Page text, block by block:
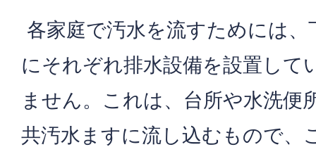
各家庭で汚水を流すためには
にそれぞれ排水設備を設置して
ません。これは、台所や水洗便
共汚水ますに流し込むもので、